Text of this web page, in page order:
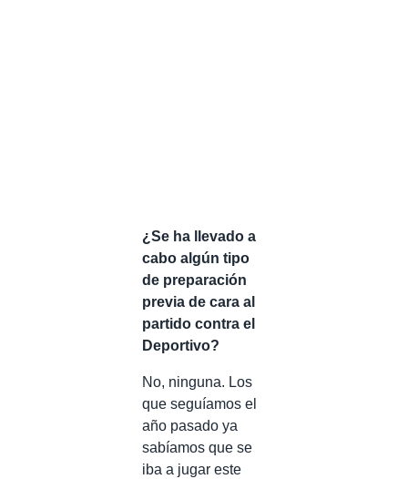
¿Se ha llevado a
cabo algún tipo
de preparación
previa de cara al
partido contra el
Deportivo?
No, ninguna. Los
que seguíamos el
año pasado ya
sabíamos que se
iba a jugar este